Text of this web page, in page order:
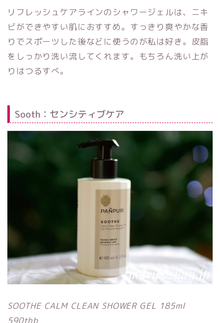
リフレッシュケアラインのシャワージェルは、ニキ
ビができやすい肌におすすめ。すっきり爽やかな香
りでスポーツした後などに使うのが私は好き。皮脂
をしっかり洗い流してくれます。もちろん洗い上が
りはつるすべ。
Sooth：センシティブケア
SOOTHE CALM CLEAN SHOWER GEL 185ml
590thb